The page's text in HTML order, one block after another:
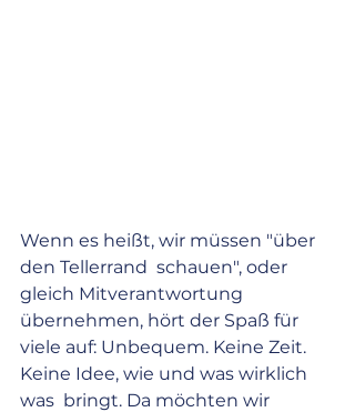
Wenn es heißt, wir müssen "über
den Tellerrand  schauen", oder
gleich Mitverantwortung
übernehmen, hört der Spaß für
viele auf: Unbequem. Keine Zeit.
Keine Idee, wie und was wirklich
was  bringt. Da möchten wir